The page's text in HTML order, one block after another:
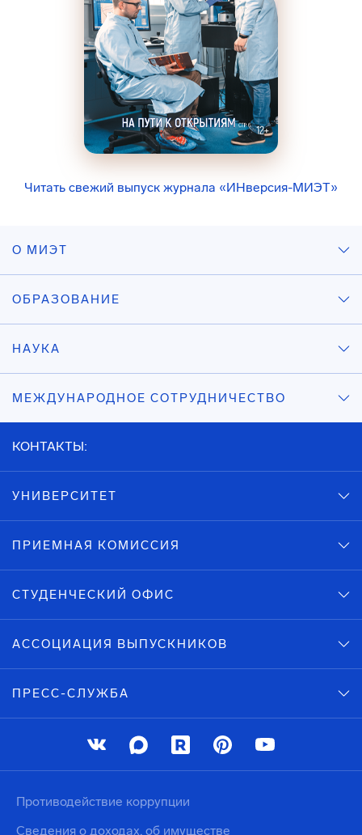
Читать свежий выпуск журнала «ИНверсия-МИЭТ»
О МИЭТ
ОБРАЗОВАНИЕ
НАУКА
МЕЖДУНАРОДНОЕ СОТРУДНИЧЕСТВО
КОНТАКТЫ:
УНИВЕРСИТЕТ
ПРИЕМНАЯ КОМИССИЯ
СТУДЕНЧЕСКИЙ ОФИС
АССОЦИАЦИЯ ВЫПУСКНИКОВ
ПРЕСС-СЛУЖБА
Противодействие коррупции
Сведения о доходах, об имуществе